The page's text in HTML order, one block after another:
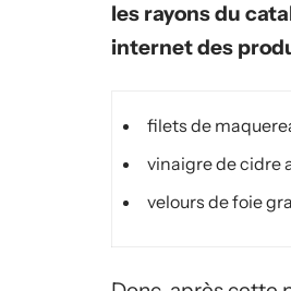
les rayons du
internet des
filets de
vinaigre de cidre
velours de foie